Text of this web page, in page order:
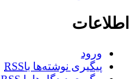
اطلاعات
ورود
پیگیری نوشته‌ها باRSS